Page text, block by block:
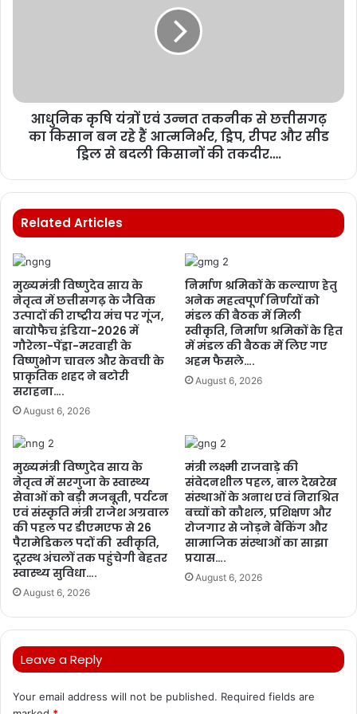
आधुनिक कृषि यंत्रों एवं उन्नत तकनीक से छत्तीसगढ़
का किसान बन रहे हैं आत्मनिर्भर, ड्रिप, रीपर और सीड
ड्रिल से बदली किसानों की तकदीर….
Related Articles
मुख्यमंत्री विष्णुदेव साय के
नेतृत्व में छत्तीसगढ़ के जैविक
उत्पादों की राष्ट्रीय मंच पर गूंज,
बायोफैच इंडिया-2026 में
गौरेला-पेंड्रा-मरवाही के
विष्णुभोग चावल और केवची के
प्राकृतिक शहद ने बटोरी
सराहना….
August 6, 2026
निर्माण श्रमिकों के कल्याण हेतु
अनेक महत्वपूर्ण निर्णयों को
मंडल की बैठक में मिली
स्वीकृति, निर्माण श्रमिकों के हित
में मंडल की बैठक में लिए गए
अहम फैसले….
August 6, 2026
मुख्यमंत्री विष्णुदेव साय के
नेतृत्व में सरगुजा के स्वास्थ्य
सेवाओं को बड़ी मजबूती, पर्यटन
एवं संस्कृति मंत्री राजेश अग्रवाल
की पहल पर डीएमएफ से 26
पैरामेडिकल पदों की स्वीकृति,
दूरस्थ अंचलों तक पहुंचेगी बेहतर
स्वास्थ्य सुविधा….
August 6, 2026
मंत्री लक्ष्मी राजवाड़े की
संवेदनशील पहल, बाल देखरेख
संस्थाओं के अनाथ एवं निराश्रित
बच्चों को कौशल, प्रशिक्षण और
रोजगार से जोड़ने बैंकिंग और
सामाजिक संस्थाओं का साझा
प्रयास….
August 6, 2026
Leave a Reply
Your email address will not be published. Required fields are